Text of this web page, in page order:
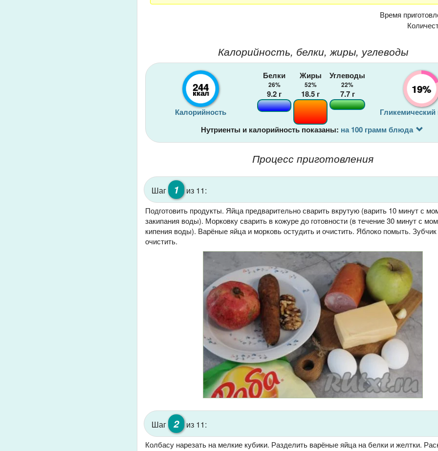
Время
Калорийность, белки, жиры, углеводы
244
ккал
Калорийность
Белки
26%
9.2 г
Жиры
52%
18.5 г
Углеводы
22%
7.7г 19%
Гликемический
Нутриенты и калорийность показаны: на 100 грамм блюда
Процесс приготовления
Шаг 1 из 11:
Подготовить продукты. Яйца предварительно сварить вкрутую (варить 10 минут с
закипания воды). Морковку сварить в кожуре до готовности (в течение 30 минут с
кипения воды). Варёные яйца и морковь остудить и очистить. Яблоко помыть. Зубчик
очистить.
Шаг 2 из 11:
Колбасу нарезать на мелкие кубики. Разделить варёные яйца на белки и желтки.